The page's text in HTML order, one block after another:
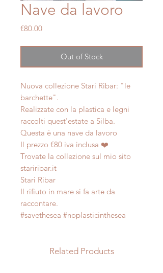
Nave da lavoro
€80.00Price
Out of Stock
Nuova collezione Stari Ribar: "le
barchette".
Realizzate con la plastica e legni
raccolti quest'estate a Silba.
Questa è una nave da lavoro
Il prezzo €80 iva inclusa ❤️
Trovate la collezione sul mio sito
stariribar.it
Stari Ribar
Il rifiuto in mare si fa arte da
raccontare.
#savethesea #noplasticinthesea
Related Products